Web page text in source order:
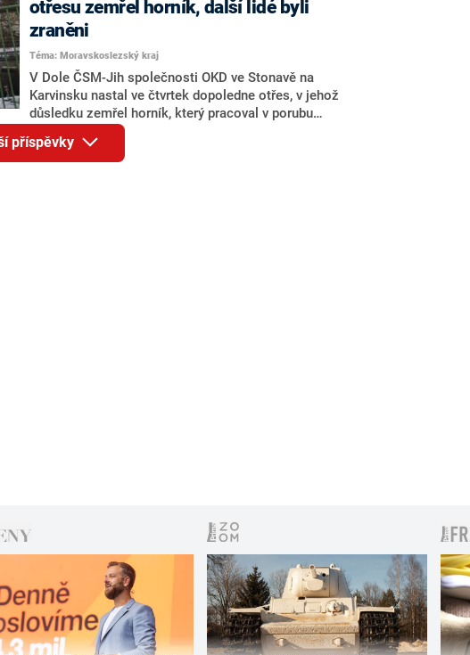
CNN Prima NEWS navštívil některé volební místnosti
na bizarních místech. Ve vinárně, v hasičské zbrojnici
či ve služebně městské policie, která stojí uprostřed
tramvajové točny. Anebo v areálu někdejší
černouhelné šachty, na které pracoval Čeněk
Vavrečka, praděd prezidenta Václava Havla.
otřesu zemřel horník, další lidé byli
zraněni
Téma: Moravskoslezský kraj
V Dole ČSM-Jih společnosti OKD ve Stonavě na
Karvinsku nastal ve čtvrtek dopoledne otřes, v jehož
důsledku zemřel horník, který pracoval v porubu
(dobývacím prostoru). Jedenáct dalších pracovníků
utrpělo zranění, z toho pět vážná nebo středně těžká.
příspěvky